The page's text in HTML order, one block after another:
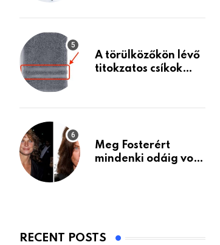
A törülközőkön lévő
titokzatos csíkok
Meg Fosterért
mindenki odáig volt
RECENT POSTS